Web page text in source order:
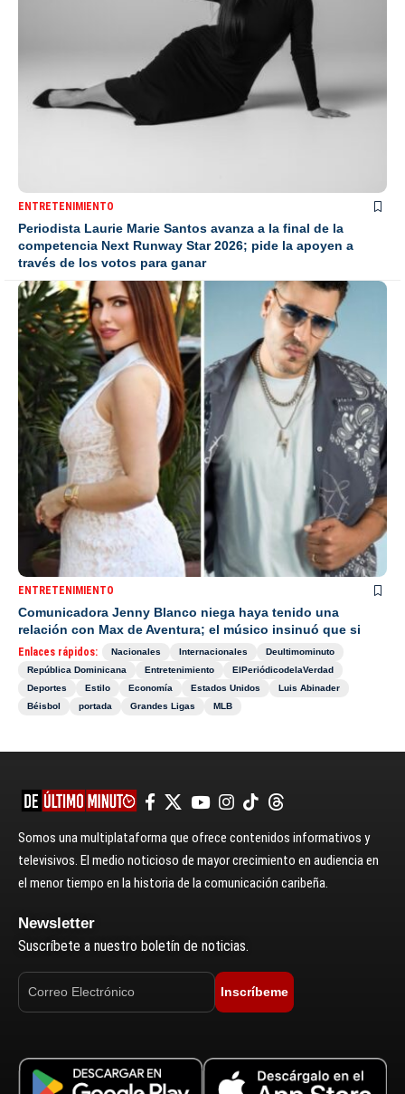
ENTRETENIMIENTO
Periodista Laurie Marie Santos avanza a la final de la
competencia Next Runway Star 2026; pide la apoyen a
través de los votos para ganar
ENTRETENIMIENTO
Comunicadora Jenny Blanco niega haya tenido una
relación con Max de Aventura; el músico insinuó que si
Enlaces rápidos: Nacionales Internacionales
Deultimominuto
República Dominicana
Entretenimiento
ElPeriódicodelaVerdad
Deportes
Estilo Economía Estados Unidos
Luis Abinader
Béisbol
portada Grandes Ligas MLB
Somos una multiplataforma que ofrece contenidos informativos y
televisivos. El medio noticioso de mayor crecimiento en audiencia en
el menor tiempo en la historia de la comunicación caribeña.
Newsletter
Suscríbete a nuestro boletín de noticias.
Inscríbeme